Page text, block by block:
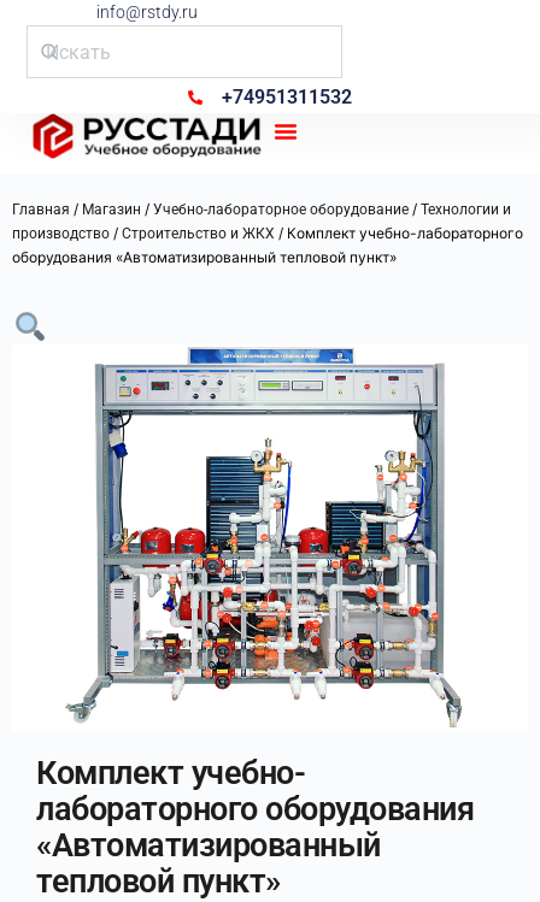
info@rstdy.ru
+74951311532
Главная / Магазин / Учебно-лабораторное оборудование / Технологии и
производство / Строительство и ЖКХ / Комплект учебно-лабораторного
оборудования «Автоматизированный тепловой пункт»
Комплект учебно-
лабораторного оборудования
«Автоматизированный
тепловой пункт»